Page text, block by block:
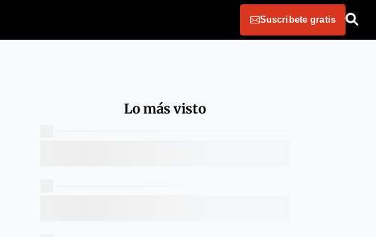
Suscribete gratis
Lo más visto